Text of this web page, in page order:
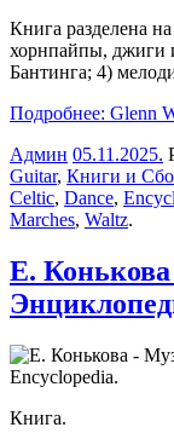
Книга разделена
хорнпайпы, джиги
Бантинга; 4)
Подробнее: Glenn
Админ 05.11.2025.
Guitar, Книги и
Celtic, Dance,
Marches, Waltz.
Е.
Encyclopedia.
Книга.